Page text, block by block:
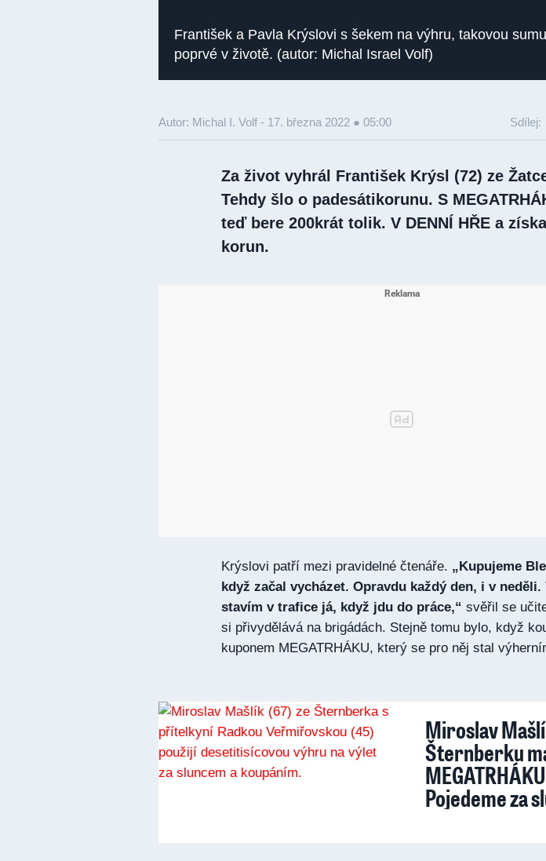
František a Pavla Krýslovi s šekem na výhru, takovou
poprvé v životě. (autor: Michal Israel Volf)
Autor: Michal I. Volf - 17. března 2022 ● 05:00 Sdílej:
Za život vyhrál František Krýsl (72) ze
Tehdy šlo o padesátikorunu. S
teď bere 200krát tolik. V DENNÍ HŘE a
korun.
Krýslovi patří mezi pravidelné čtenáře. „Kupujeme
když začal vycházet. Opravdu každý den, i v neděli.
stavím v trafice já, když jdu do práce,“ svěřil se
si přivydělává na brigádách. Stejně tomu bylo, když
kuponem MEGATRHÁKU, který se pro něj stal
Miroslav
Šternberku
Pojedeme za